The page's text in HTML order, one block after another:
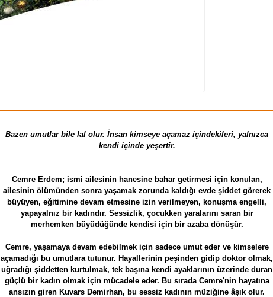
Bazen umutlar bile lal olur. İnsan kimseye açamaz içindekileri, yalnızca
kendi içinde yeşertir.
Cemre Erdem; ismi ailesinin hanesine bahar getirmesi için konulan,
ailesinin ölümünden sonra yaşamak zorunda kaldığı evde şiddet görerek
büyüyen, eğitimine devam etmesine izin verilmeyen, konuşma engelli,
yapayalnız bir kadındır. Sessizlik, çocukken yaralarını saran bir
merhemken büyüdüğünde kendisi için bir azaba dönüşür.
Cemre, yaşamaya devam edebilmek için sadece umut eder ve kimselere
açamadığı bu umutlara tutunur. Hayallerinin peşinden gidip doktor olmak,
uğradığı şiddetten kurtulmak, tek başına kendi ayaklarının üzerinde duran
güçlü bir kadın olmak için mücadele eder. Bu sırada Cemre'nin hayatına
ansızın giren Kuvars Demirhan, bu sessiz kadının müziğine âşık olur.